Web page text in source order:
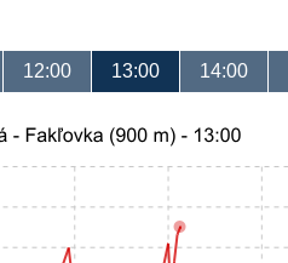
12:00 13:00 14:00